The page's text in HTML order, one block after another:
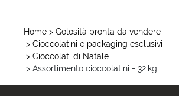
Home > Golosità pronta da vendere
> Cioccolatini e packaging esclusivi
> Cioccolati di Natale
> Assortimento cioccolatini - 32 kg